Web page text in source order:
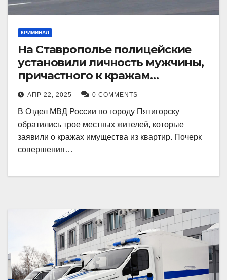
КРИМИНАЛ
На Ставрополье полицейские
установили личность мужчины,
причастного к кражам
имущества из квартир в
Пятигорске
АПР 22, 2025 0 COMMENTS
В Отдел МВД России по городу Пятигорску
обратились трое местных жителей, которые
заявили о кражах имущества из квартир. Почерк
совершения…